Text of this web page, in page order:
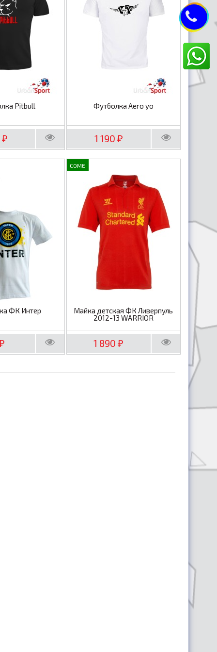
Pitbull
₽
Футболка Aero yo
1 190 ₽
ФК Интер
COME
Майка детская ФК Ливерпуль
2012-13 WARRIOR
1 890₽